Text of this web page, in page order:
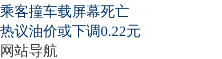
乘客撞车载屏幕死亡
热议油价或下调0.22元
网站导航